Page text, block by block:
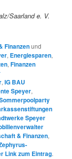
Saarland e. V.
Finanzenund
, Energiesparen,
,Finanzen
,IG BAU
Speyer,
Speyer
& Finanzen,
Link zum Eintrag.